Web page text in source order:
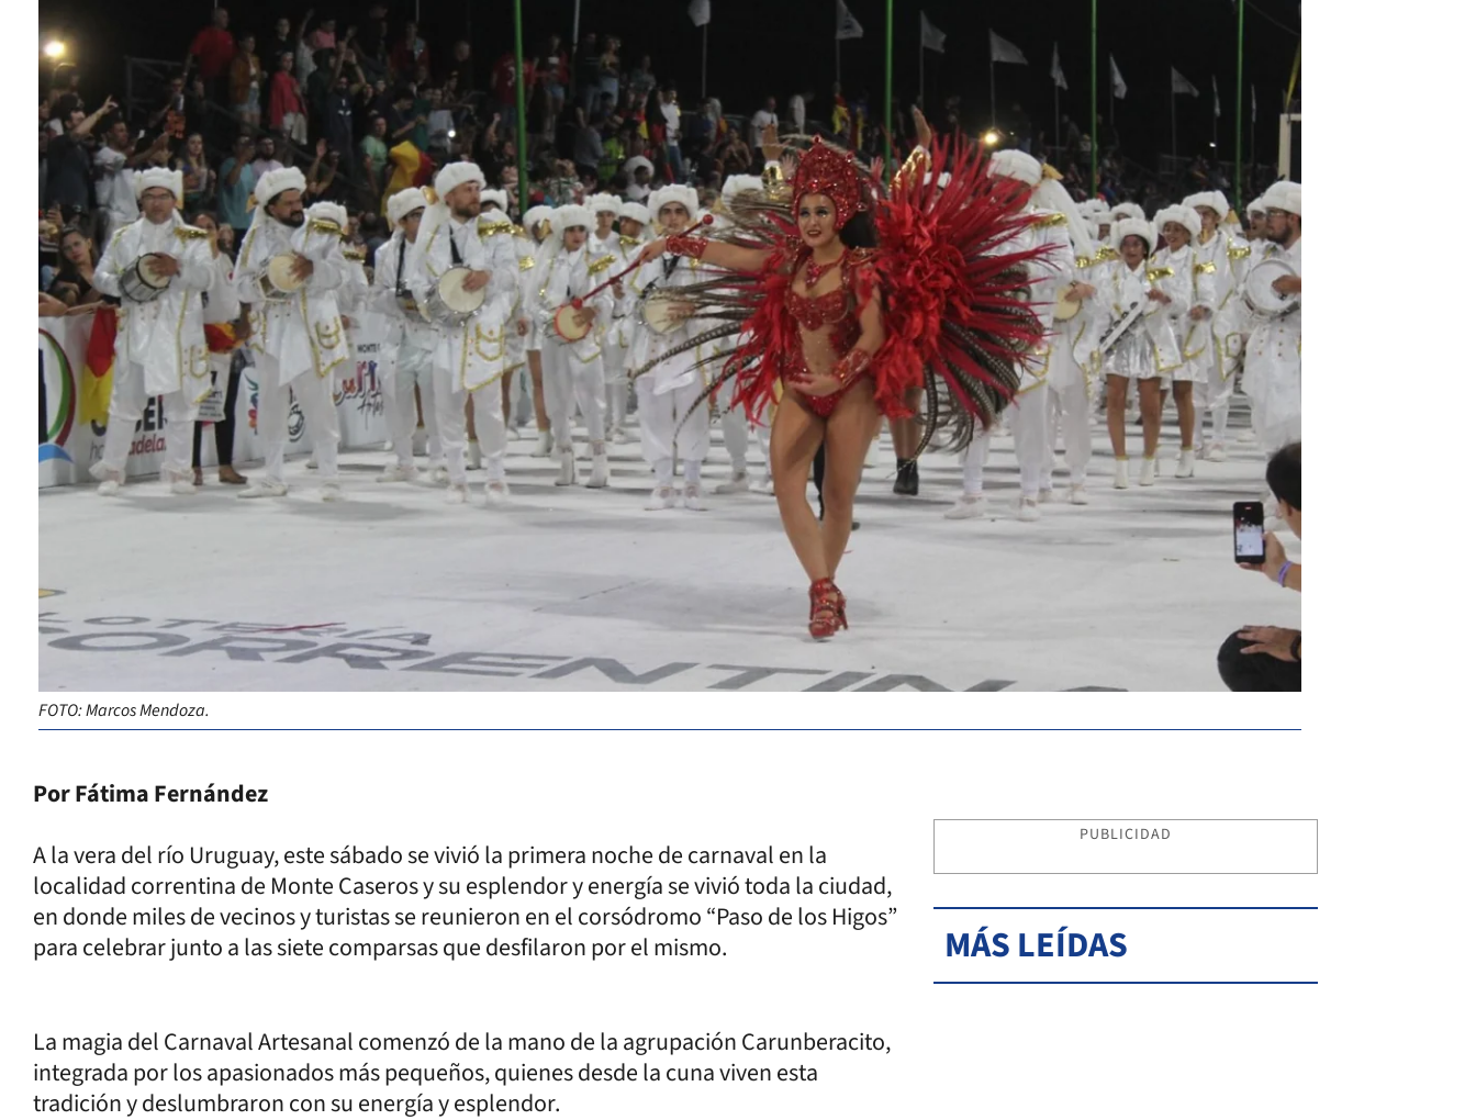
FOTO: Marcos Mendoza.
Por Fátima Fernández
A la vera del río Uruguay, este sábado se vivió la primera noche de carnaval en la
localidad correntina de Monte Caseros y su esplendor y energía se vivió toda la ciudad,
en donde miles de vecinos y turistas se reunieron en el corsódromo “Paso de los Higos”
para celebrar junto a las siete comparsas que desfilaron por el mismo.
La magia del Carnaval Artesanal comenzó de la mano de la agrupación Carunberacito,
integrada por los apasionados más pequeños, quienes desde la cuna viven esta
tradición y deslumbraron con su energía y esplendor.
PUBLICIDAD
MÁS LEÍDAS